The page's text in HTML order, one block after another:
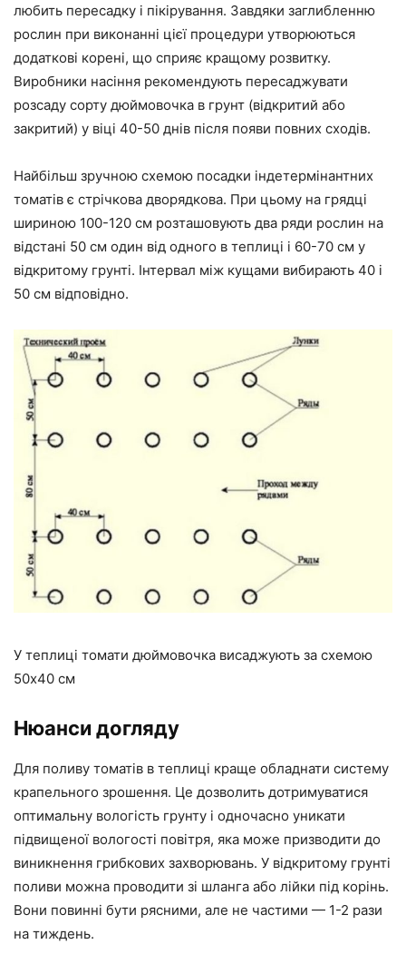
любить пересадку і пікірування. Завдяки заглибленню
рослин при виконанні цієї процедури утворюються
додаткові корені, що сприяє кращому розвитку.
Виробники насіння рекомендують пересаджувати
розсаду сорту дюймовочка в грунт (відкритий або
закритий) у віці 40-50 днів після появи повних сходів.
Найбільш зручною схемою посадки індетермінантних
томатів є стрічкова дворядкова. При цьому на грядці
шириною 100-120 см розташовують два ряди рослин на
відстані 50 см один від одного в теплиці і 60-70 см у
відкритому грунті. Інтервал між кущами вибирають 40 і
50 см відповідно.
У теплиці томати дюймовочка висаджують за схемою
50х40 см
Нюанси догляду
Для поливу томатів в теплиці краще обладнати систему
крапельного зрошення. Це дозволить дотримуватися
оптимальну вологість грунту і одночасно уникати
підвищеної вологості повітря, яка може призводити до
виникнення грибкових захворювань. У відкритому грунті
поливи можна проводити зі шланга або лійки під корінь.
Вони повинні бути рясними, але не частими — 1-2 рази
на тиждень.